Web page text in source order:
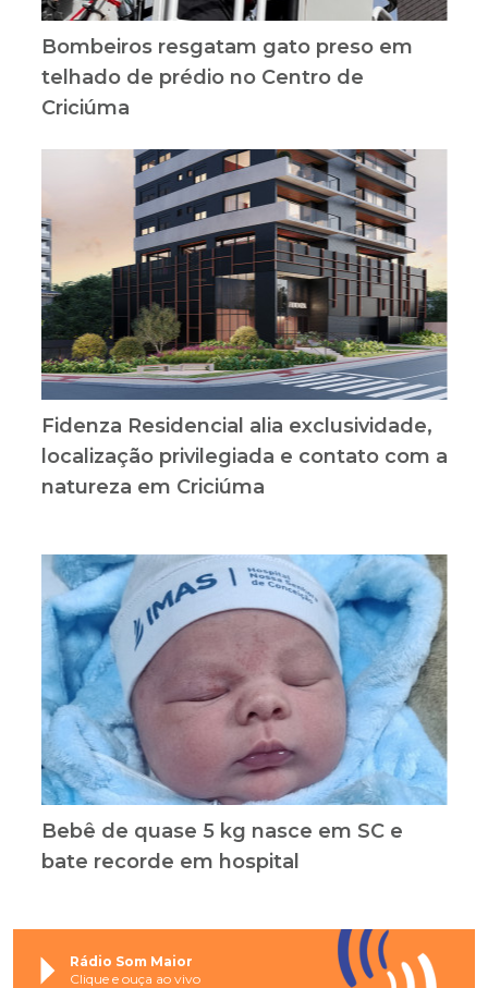
Bombeiros resgatam gato preso em
telhado de prédio no Centro de
Criciúma
Fidenza Residencial alia exclusividade,
localização privilegiada e contato com a
natureza em Criciúma
Bebê de quase 5 kg nasce em SC e
bate recorde em hospital
Rádio Som Maior
Clique e ouça ao vivo